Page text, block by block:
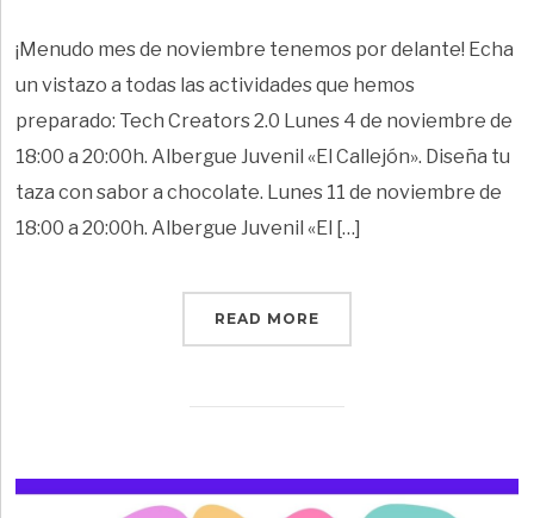
¡Menudo mes de noviembre tenemos por delante! Echa
un vistazo a todas las actividades que hemos
preparado: Tech Creators 2.0 Lunes 4 de noviembre de
18:00 a 20:00h. Albergue Juvenil «El Callejón». Diseña tu
taza con sabor a chocolate. Lunes 11 de noviembre de
18:00 a 20:00h. Albergue Juvenil «El […]
READ MORE